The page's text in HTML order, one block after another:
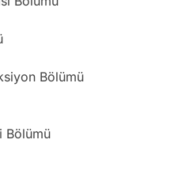
Bölümü
Bölümü